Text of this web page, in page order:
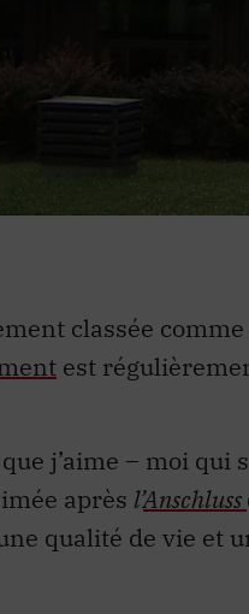
classée comme
est
que j’aime – moi
après l’Anschluss
qualité de vie et